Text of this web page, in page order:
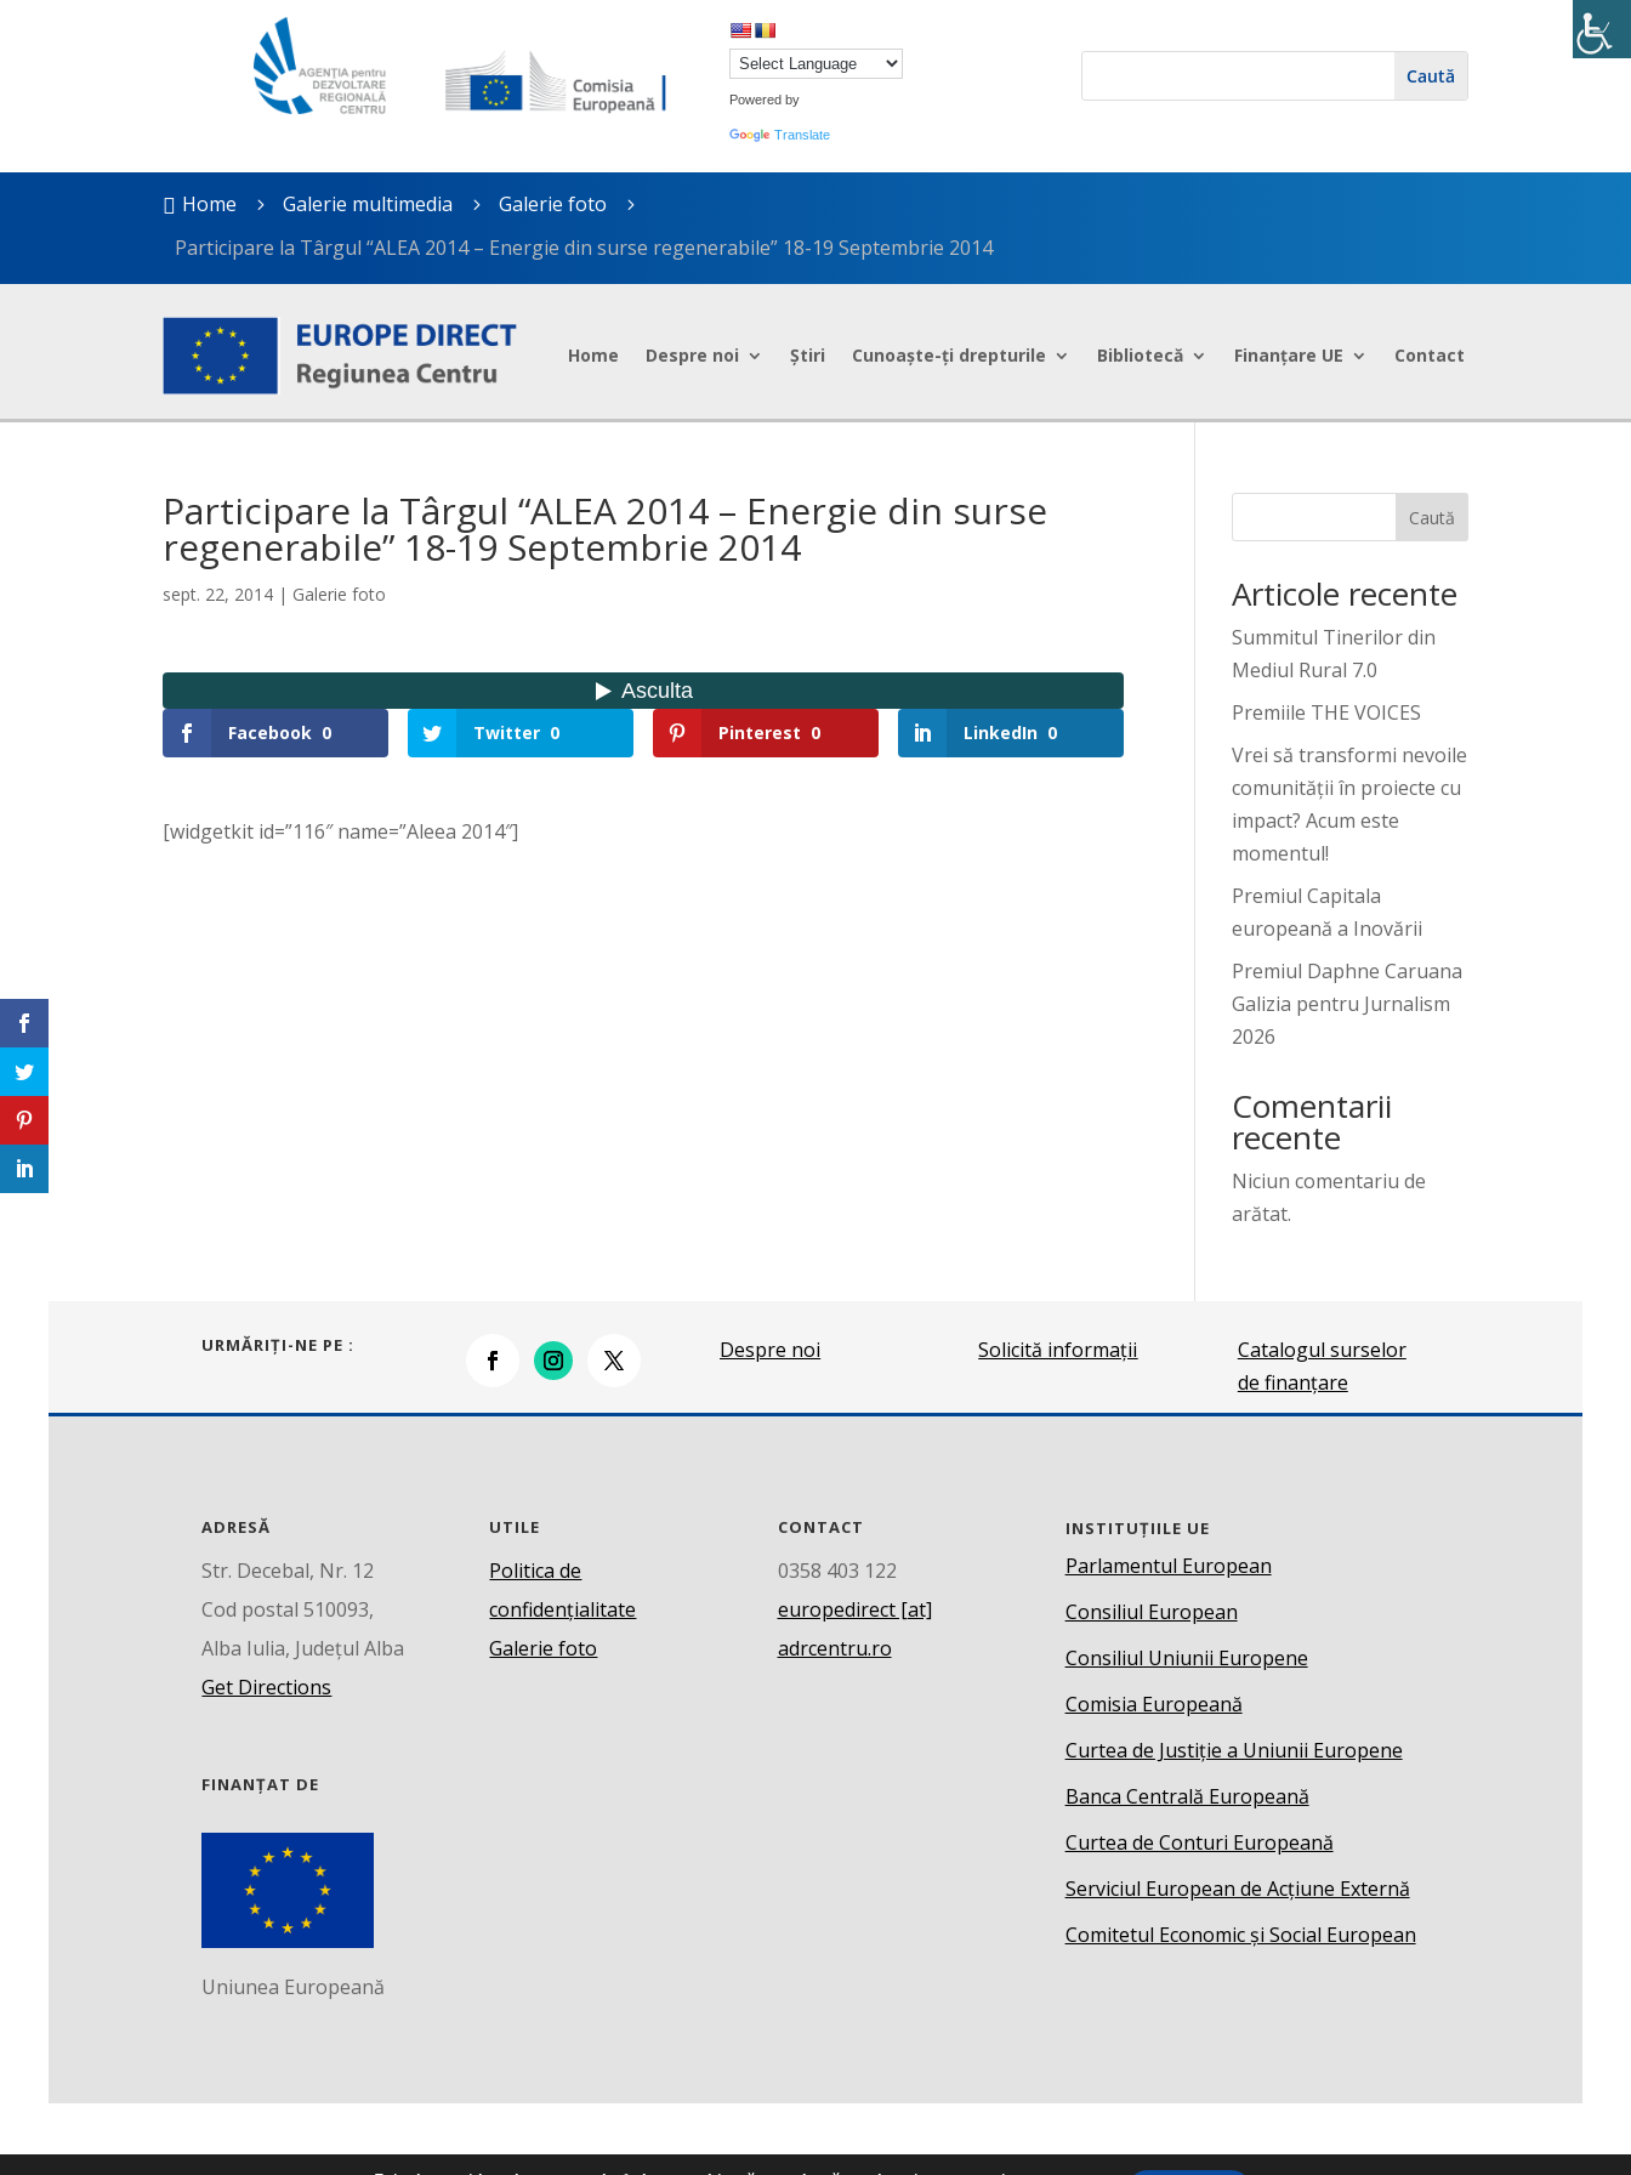
Powered by
Translate
 Home 5 Galerie multimedia 5 Galerie foto 5
Participare la Târgul “ALEA 2014 – Energie din surse regenerabile” 18-19 Septembrie 2014
Home Despre noi Știri Cunoaște-ți drepturile Bibliotecă Finanțare UE Contact
Participare la Târgul “ALEA 2014 – Energie din surse
regenerabile” 18-19 Septembrie 2014
sept. 22, 2014 | Galerie foto
Facebook 0 Twitter 0 Pinterest 0 LinkedIn 0
[widgetkit id=”116″ name=”Aleea 2014″]
Caută
Articole recente
Summitul Tinerilor din
Mediul Rural 7.0
Premiile THE VOICES
Vrei să transformi nevoile
comunității în proiecte cu
impact? Acum este
momentul!
Premiul Capitala
europeană a Inovării
Premiul Daphne Caruana
Galizia pentru Jurnalism
2026
Comentarii
recente
Niciun comentariu de
arătat.
URMĂRIŢI-NE PE : Despre noi Solicită informații
Catalogul surselor
de finanțare
ADRESĂ
Str. Decebal, Nr. 12
Cod postal 510093,
Alba Iulia, Județul Alba
Get Directions
UTILE
Politica de
confidențialitate
Galerie foto
CONTACT
0358 403 122
europedirect [at]
adrcentru.ro
FINANȚAT DE
Uniunea Europeană
INSTITUȚIILE UE
Parlamentul European
Consiliul European
Consiliul Uniunii Europene
Comisia Europeană
Curtea de Justiție a Uniunii Europene
Banca Centrală Europeană
Curtea de Conturi Europeană
Serviciul European de Acțiune Externă
Comitetul Economic și Social European